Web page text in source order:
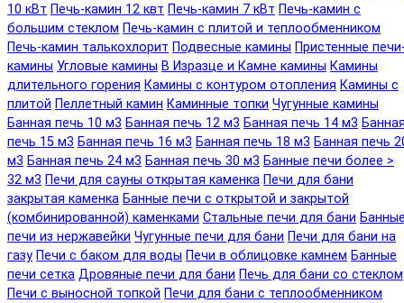
10 кВт Печь-камин 12 квт Печь-камин 7 кВт Печь-камин с
большим стеклом Печь-камин с плитой и теплообменником
Печь-камин талькохлорит Подвесные камины Пристенные
камины Угловые камины В Изразце и Камне камины Камины
длительного горения Камины с контуром отопления Камины с
плитой Пеллетный камин Каминные топки Чугунные камины
Банная печь 10 м3 Банная печь 12 м3 Банная печь 14 м3
печь 15 м3 Банная печь 16 м3 Банная печь 18 м3 Банная печь
м3 Банная печь 24 м3 Банная печь 30 м3 Банные печи более >
32 м3 Печи для сауны открытая каменка Печи для бани
закрытая каменка Банные печи с открытой и закрытой
(комбинированной) каменками Стальные печи для бани
печи из нержавейки Чугунные печи для бани Печи для бани на
газу Печи с баком для воды Печи в облицовке камнем Банные
печи сетка Дровяные печи для бани Печь для бани со стеклом
Печи с выносной топкой Печи для бани с теплообменником